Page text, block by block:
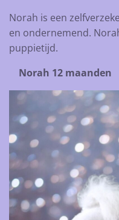
Norah is een
en ondernemend.
puppietijd.
Norah 12 maanden